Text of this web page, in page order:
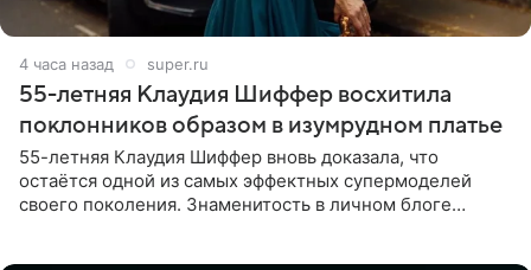
4 часа назад super.ru
55-летняя Клаудия Шиффер восхитила
поклонников образом в изумрудном платье
55-летняя Клаудия Шиффер вновь доказала, что
остаётся одной из самых эффектных супермоделей
своего поколения. Знаменитость в личном блоге